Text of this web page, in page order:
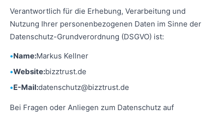
Verantwortlich für die Erhebung, Verarbeitung und
Nutzung Ihrer personenbezogenen Daten im Sinne der
Datenschutz-Grundverordnung (DSGVO) ist:
Name:Markus Kellner
Website:bizztrust.de
E-Mail:datenschutz@bizztrust.de
Bei Fragen oder Anliegen zum Datenschutz auf